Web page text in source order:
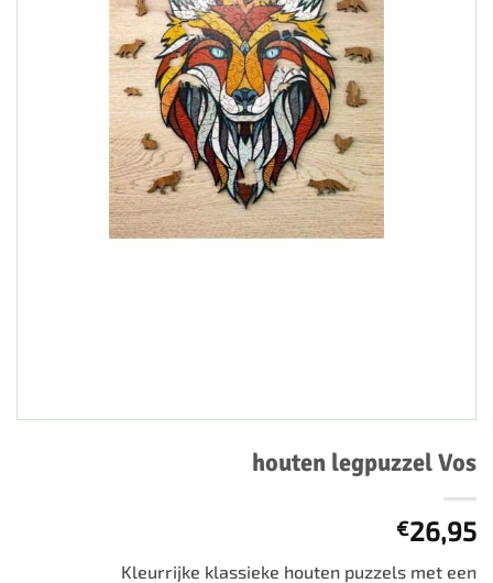
houten legpuzzel Vos
€26,95
Kleurrijke klassieke houten puzzels met een